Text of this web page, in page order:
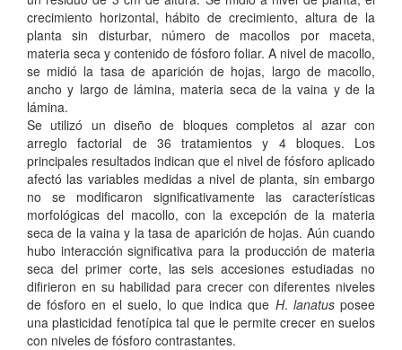
crecimiento horizontal, hábito de crecimiento, altura de la
planta sin disturbar, número de macollos por maceta,
materia seca y contenido de fósforo foliar. A nivel de macollo,
se midió la tasa de aparición de hojas, largo de macollo,
ancho y largo de lámina, materia seca de la vaina y de la
lámina.
Se utilizó un diseño de bloques completos al azar con
arreglo factorial de 36 tratamientos y 4 bloques. Los
principales resultados indican que el nivel de fósforo aplicado
afectó las variables medidas a nivel de planta, sin embargo
no se modificaron significativamente las características
morfológicas del macollo, con la excepción de la materia
seca de la vaina y la tasa de aparición de hojas. Aún cuando
hubo interacción significativa para la producción de materia
seca del primer corte, las seis accesiones estudiadas no
difirieron en su habilidad para crecer con diferentes niveles
de fósforo en el suelo, lo que indica que H. lanatusposee
una plasticidad fenotípica tal que le permite crecer en suelos
con niveles de fósforo contrastantes.